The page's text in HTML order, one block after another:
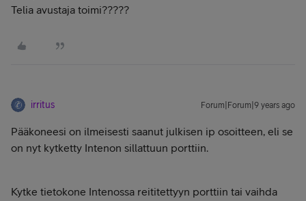
Telia avustaja toimi?????
irritus Forum|Forum|9 years ago
Pääkoneesi on ilmeisesti saanut julkisen ip osoitteen, eli se
on nyt kytketty Intenon sillattuun porttiin.
Kytke tietokone Intenossa reititettyyn porttiin tai vaihda